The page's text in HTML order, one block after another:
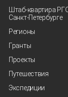
Штаб-квартира
Санкт‑Петербурге
Регионы
Гранты
Проекты
Путешествия
Экспедиции